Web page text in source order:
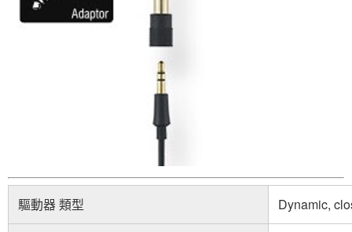
驅動器 類型 Dynamic,